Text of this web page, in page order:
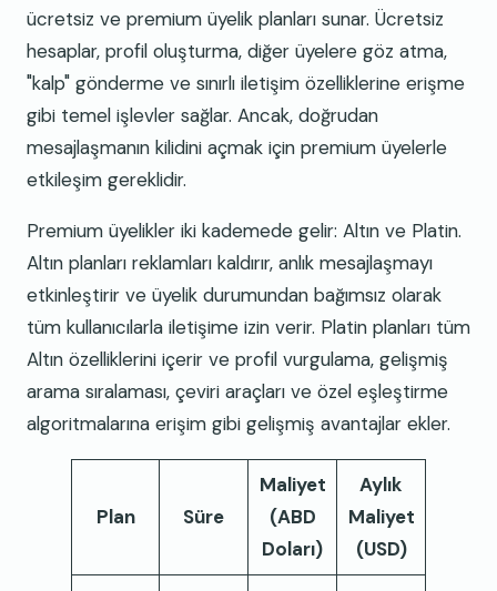
ücretsiz ve premium üyelik planları sunar. Ücretsiz
hesaplar, profil oluşturma, diğer üyelere göz atma,
"kalp" gönderme ve sınırlı iletişim özelliklerine erişme
gibi temel işlevler sağlar. Ancak, doğrudan
mesajlaşmanın kilidini açmak için premium üyelerle
etkileşim gereklidir.
Premium üyelikler iki kademede gelir: Altın ve Platin.
Altın planları reklamları kaldırır, anlık mesajlaşmayı
etkinleştirir ve üyelik durumundan bağımsız olarak
tüm kullanıcılarla iletişime izin verir. Platin planları tüm
Altın özelliklerini içerir ve profil vurgulama, gelişmiş
arama sıralaması, çeviri araçları ve özel eşleştirme
algoritmalarına erişim gibi gelişmiş avantajlar ekler.
Plan Süre
Maliyet
(ABD
Doları)
Aylık
Maliyet
(USD)